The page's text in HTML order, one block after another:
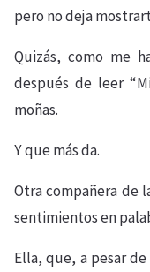
pero no deja
Quizás, como me
después de leer
moñas.
Y que más da.
Otra compañera de
sentimientos en
Ella, que, a pesar